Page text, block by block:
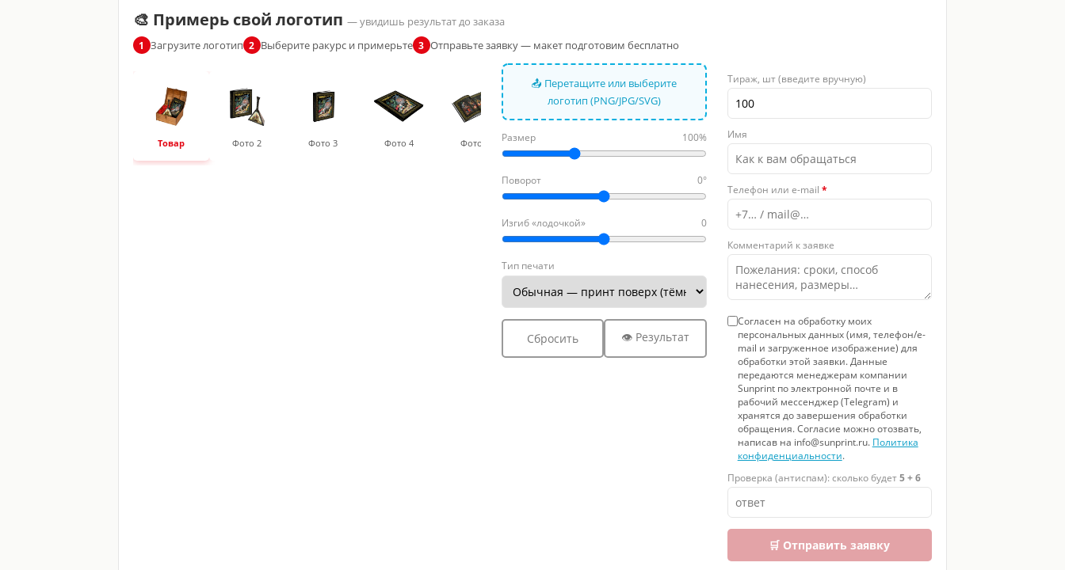
🎨 Примерь свой логотип — увидишь результат до заказа
1 Загрузите логотип 2 Выберите ракурс и примерьте 3 Отправьте заявку — макет подготовим бесплатно
Товар Фото 2 Фото 3 Фото 4 Фото 5 Фото 8 Фото 9
📤 Перетащите или выберите
логотип (PNG/JPG/SVG)
Размер 100%
Поворот 0°
Изгиб «лодочкой» 0
Тип печати
Сбросить 👁 Результат
Тираж, шт (введите вручную)
Имя
Телефон или e-mail *
Комментарий к заявке
Согласен на обработку моих
персональных данных (имя, телефон/e-
mail и загруженное изображение) для
обработки этой заявки. Данные
передаются менеджерам компании
Sunprint по электронной почте и в
рабочий мессенджер (Telegram) и
хранятся до завершения обработки
обращения. Согласие можно отозвать,
написав на info@sunprint.ru. Политика
конфиденциальности.
Проверка (антиспам): сколько будет5 + 6
🛒 Отправить заявку